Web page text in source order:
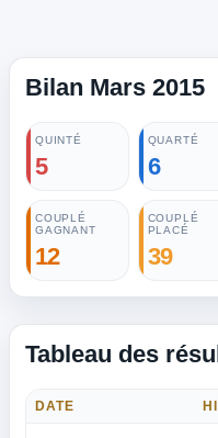
Bilan Mars 2015
QUINTÉ
5
QUARTÉ
6
COUPLÉ
GAGNANT
12
COUPLÉ
PLACÉ
39
Tableau des
DATE